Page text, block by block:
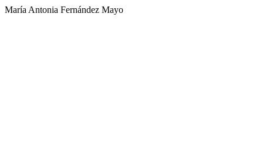
María Antonia Fernández Mayo